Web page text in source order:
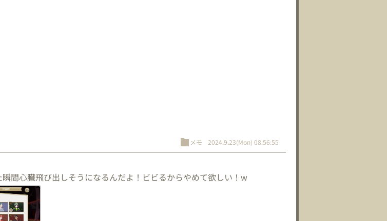
メモ 2024.9.23(Mon) 08:56:55
間心臓飛び出しそうになるんだよ！ビビるからやめて欲しい！w